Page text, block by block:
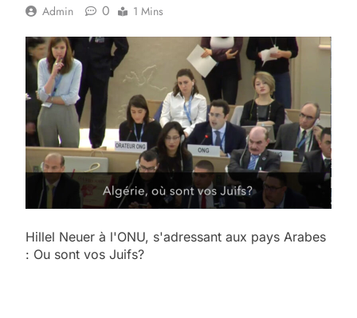
Admin 0 1 Mins
Hillel Neuer à l'ONU, s'adressant aux pays Arabes
: Ou sont vos Juifs?